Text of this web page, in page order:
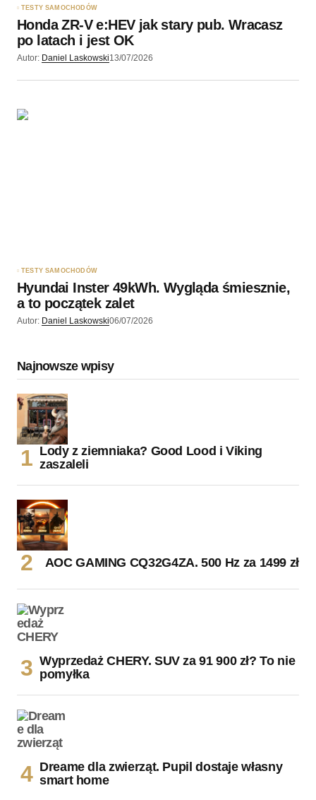
TESTY SAMOCHODÓW
Honda ZR-V e:HEV jak stary pub. Wracasz
po latach i jest OK
Autor: Daniel Laskowski13/07/2026
TESTY SAMOCHODÓW
Hyundai Inster 49kWh. Wygląda śmiesznie,
a to początek zalet
Autor: Daniel Laskowski06/07/2026
Najnowsze wpisy
Lody z ziemniaka? Good Lood i Viking
zaszaleli
AOC GAMING CQ32G4ZA. 500 Hz za 1499 zł
Wyprzedaż CHERY. SUV za 91 900 zł? To nie
pomyłka
Dreame dla zwierząt. Pupil dostaje własny
smart home